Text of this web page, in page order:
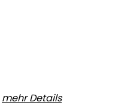
mehr Details